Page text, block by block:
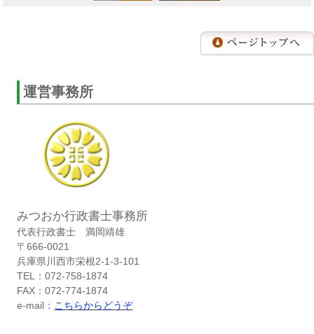
運営事務所
みつおか行政書士事務所
代表行政書士 満岡靖雄
〒666-0021
兵庫県川西市栄根2-1-3-101
TEL：072-758-1874
FAX：072-774-1874
e-mail： こちらからどうぞ